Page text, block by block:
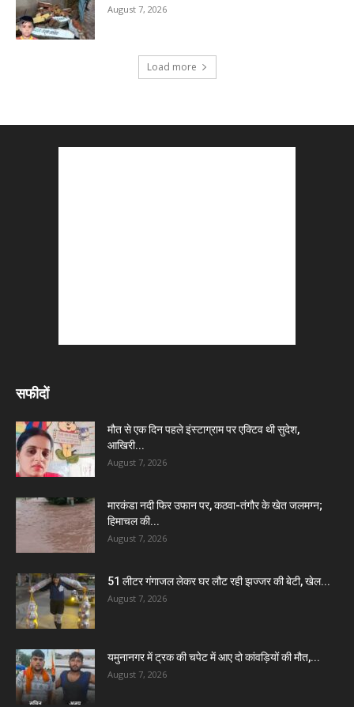
August 7, 2026
Load more
सफीदों
मौत से एक दिन पहले इंस्टाग्राम पर एक्टिव थी सुदेश,
आखिरी...
August 7, 2026
मारकंडा नदी फिर उफान पर, कठवा-तंगौर के खेत जलमग्न;
हिमाचल की...
August 7, 2026
51 लीटर गंगाजल लेकर घर लौट रही झज्जर की बेटी, खेल...
August 7, 2026
यमुनानगर में ट्रक की चपेट में आए दो कांवड़ियों की मौत,...
August 7, 2026